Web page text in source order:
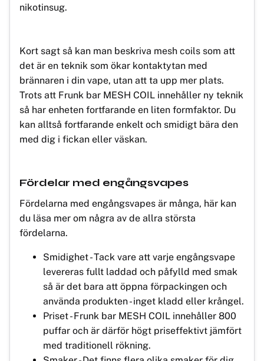
nikotinsug.
Kort sagt så kan man beskriva mesh coils som att
det är en teknik som ökar kontaktytan med
brännaren i din vape, utan att ta upp mer plats.
Trots att Frunk bar MESH COIL innehåller ny teknik
så har enheten fortfarande en liten formfaktor. Du
kan alltså fortfarande enkelt och smidigt bära den
med dig i fickan eller väskan.
Fördelar med engångsvapes
Fördelarna med engångsvapes är många, här kan
du läsa mer om några av de allra största
fördelarna.
Smidighet - Tack vare att varje engångsvape
levereras fullt laddad och påfylld med smak
så är det bara att öppna förpackingen och
använda produkten - inget kladd eller krångel.
Priset - Frunk bar MESH COIL innehåller 800
puffar och är därför högt priseffektivt jämfört
med traditionell rökning.